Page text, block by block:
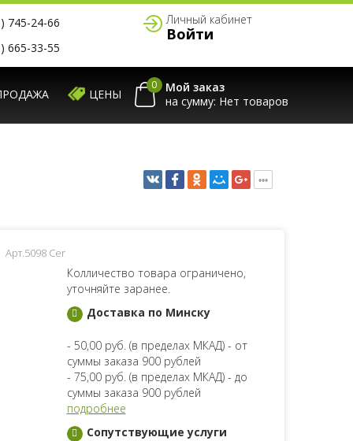
745-24-66
665-33-55
Личный кабинет
Войти
ЦЕНЫ
0
Мой заказ
на сумму:
Арт.5098 Cer
Колличество товара ограничено,
уточняйте заранее.
Доставка по Минску
- 50,00 руб. (в пределах МКАД) - от
суммы заказа 900 рублей
- 75,00 руб. (в пределах МКАД) - до
суммы заказа 900 рублей
подробнее
Сопутствующие услуги